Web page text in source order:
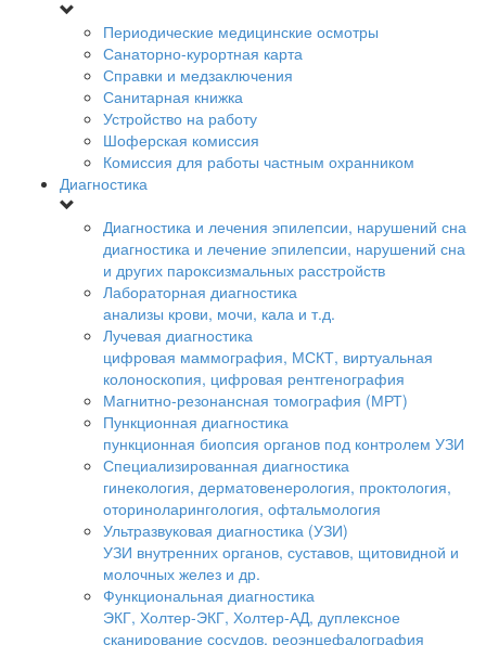
Периодические медицинские осмотры
Санаторно-курортная карта
Справки и медзаключения
Санитарная книжка
Устройство на работу
Шоферская комиссия
Комиссия для работы частным охранником
Диагностика
Диагностика и лечения эпилепсии, нарушений сна
диагностика и лечение эпилепсии, нарушений сна
и других пароксизмальных расстройств
Лабораторная диагностика
анализы крови, мочи, кала и т.д.
Лучевая диагностика
цифровая маммография, МСКТ, виртуальная
колоноскопия, цифровая рентгенография
Магнитно-резонансная томография (МРТ)
Пункционная диагностика
пункционная биопсия органов под контролем УЗИ
Специализированная диагностика
гинекология, дерматовенерология, проктология,
оториноларингология, офтальмология
Ультразвуковая диагностика (УЗИ)
УЗИ внутренних органов, суставов, щитовидной и
молочных желез и др.
Функциональная диагностика
ЭКГ, Холтер-ЭКГ, Холтер-АД, дуплексное
сканирование сосудов, реоэнцефалография